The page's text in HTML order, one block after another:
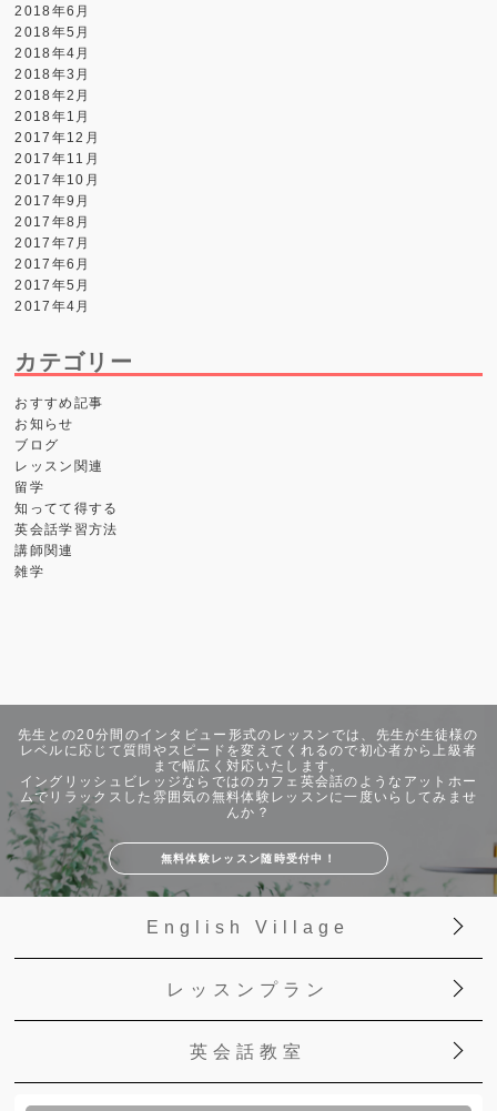
2018年6月
2018年5月
2018年4月
2018年3月
2018年2月
2018年1月
2017年12月
2017年11月
2017年10月
2017年9月
2017年8月
2017年7月
2017年6月
2017年5月
2017年4月
カテゴリー
おすすめ記事
お知らせ
ブログ
レッスン関連
留学
知ってて得する
英会話学習方法
講師関連
雑学
先生との20分間のインタビュー形式のレッスンでは、先生が生徒様の
レベルに応じて質問やスピードを変えてくれるので初心者から上級者
まで幅広く対応いたします。
イングリッシュビレッジならではのカフェ英会話のようなアットホー
ムでリラックスした雰囲気の無料体験レッスンに一度いらしてみませ
んか？
無料体験レッスン随時受付中！
English Village
レッスンプラン
英会話教室